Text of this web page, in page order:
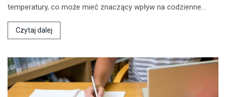
temperatury, co może mieć znaczący wpływ na codzienne…
Czytaj dalej